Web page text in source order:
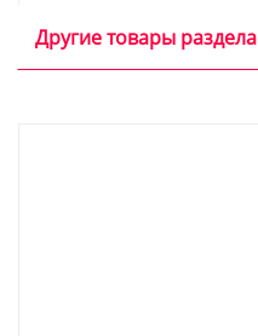
Другие товары раздела